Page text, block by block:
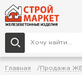
Главная Продажа